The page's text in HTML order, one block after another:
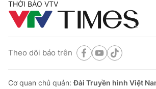
THỜI BÁO VTV
Theo dõi báo trên
Cơ quan chủ quản:Đài Truyền hình Việt